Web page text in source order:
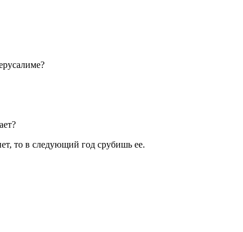
то в следующий год срубишь ее.